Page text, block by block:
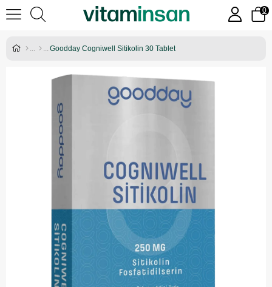
0
Goodday Cogniwell Sitikolin 30 Tablet